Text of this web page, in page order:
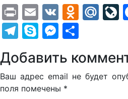
PrintEmail
VK
Telegram
Skype
Добавить
Ваш адрес email не будет
поля помечены *